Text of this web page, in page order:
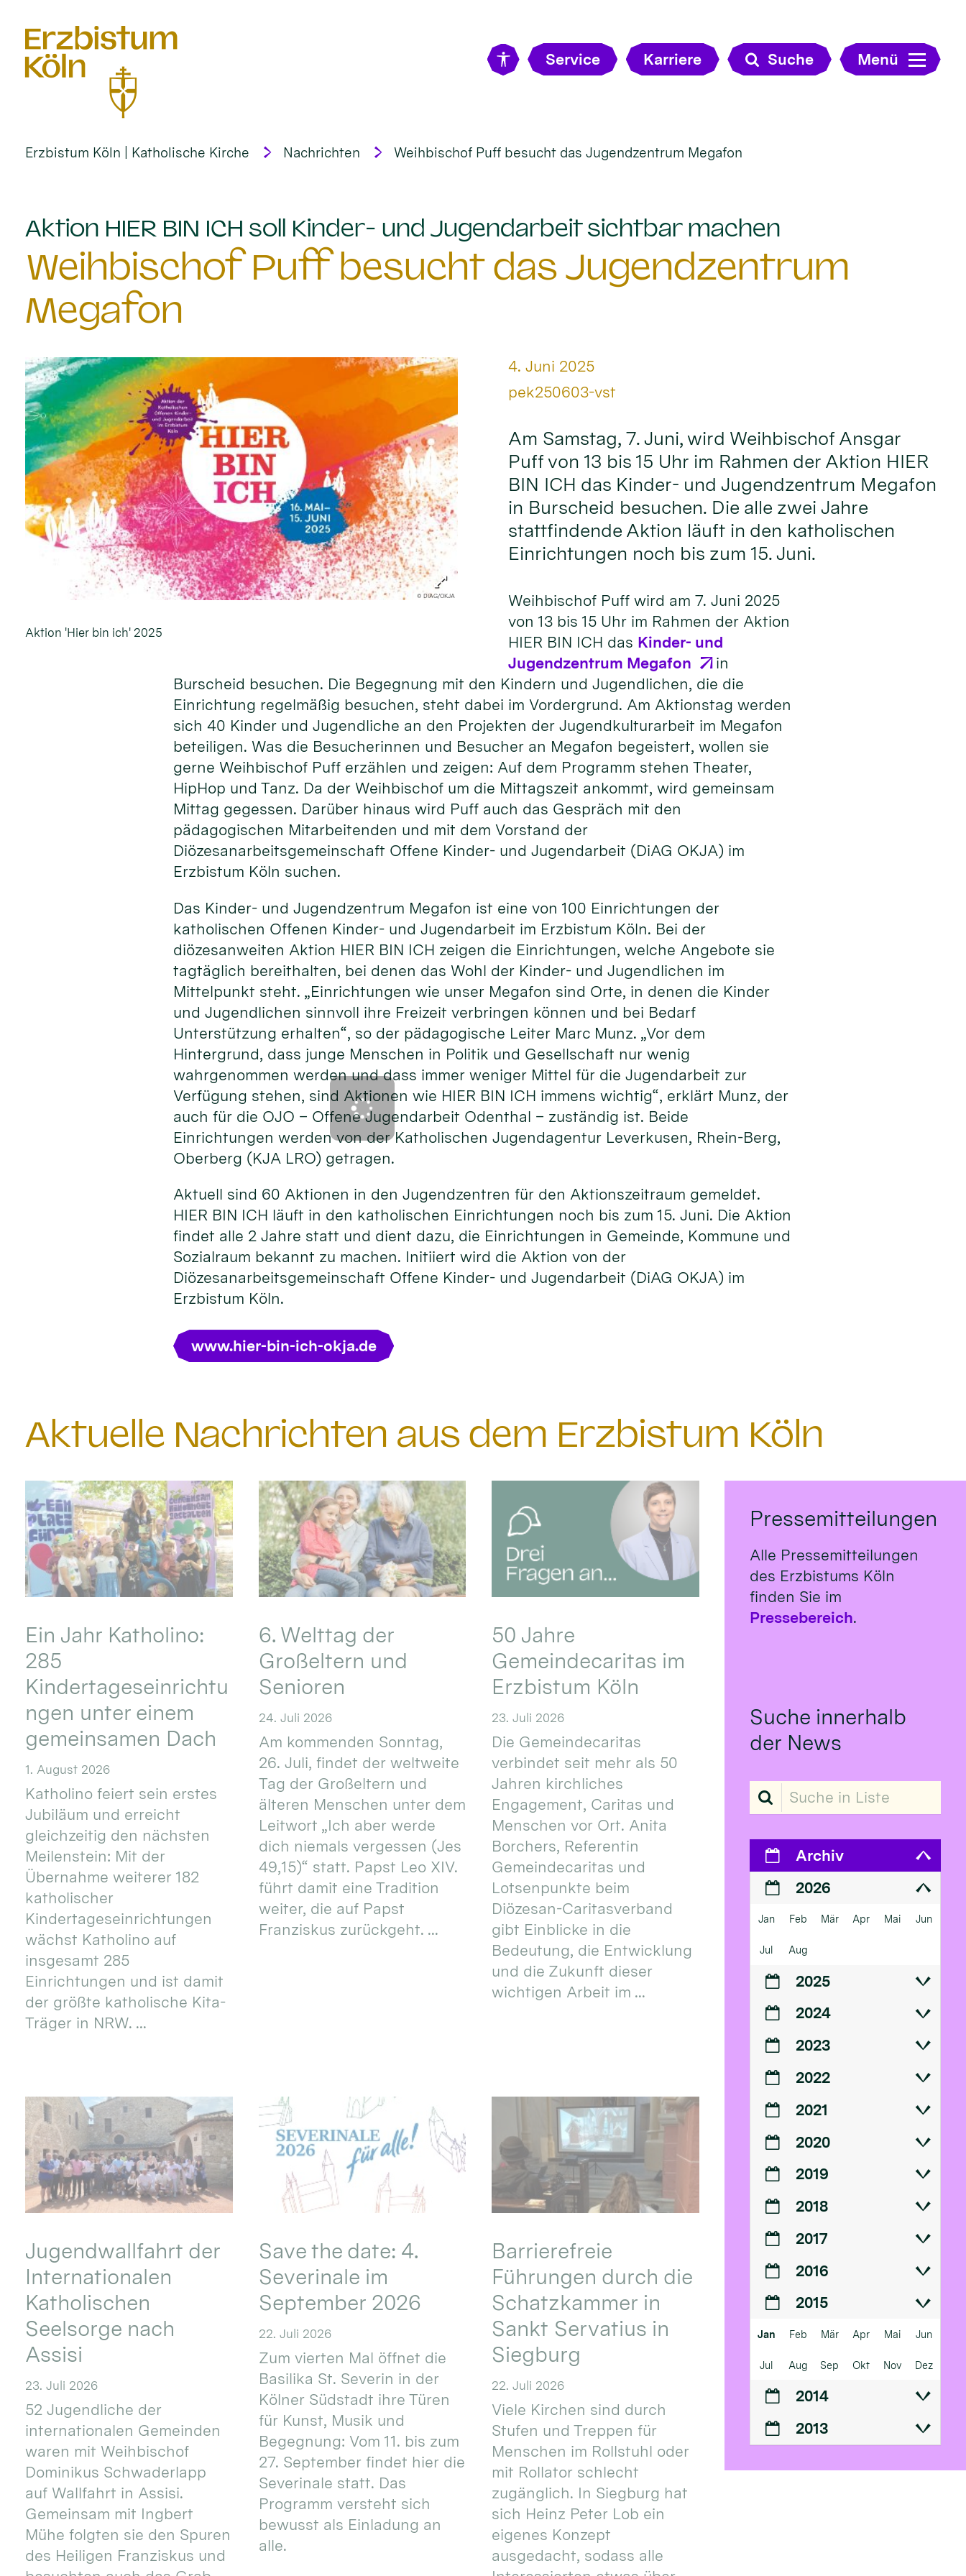
Service Karriere Suche Menü
Erzbistum Köln | Katholische Kirche Nachrichten Weihbischof Puff besucht das Jugendzentrum Megafon
Aktion HIER BIN ICH soll Kinder- und Jugendarbeit sichtbar machen
Weihbischof Puff besucht das Jugendzentrum
Megafon
© DIAG/OKJA
Aktion 'Hier bin ich' 2025
Datum:
4. Juni 2025
Von:
pek250603-vst
Am Samstag, 7. Juni, wird Weihbischof Ansgar
Puff von 13 bis 15 Uhr im Rahmen der Aktion HIER
BIN ICH das Kinder- und Jugendzentrum Megafon
in Burscheid besuchen. Die alle zwei Jahre
stattfindende Aktion läuft in den katholischen
Einrichtungen noch bis zum 15. Juni.
Weihbischof Puff wird am 7. Juni 2025
von 13 bis 15 Uhr im Rahmen der Aktion
HIER BIN ICH das Kinder- und
Jugendzentrum Megafon
in
Burscheid besuchen. Die Begegnung mit den Kindern und Jugendlichen, die die
Einrichtung regelmäßig besuchen, steht dabei im Vordergrund. Am Aktionstag werden
sich 40 Kinder und Jugendliche an den Projekten der Jugendkulturarbeit im Megafon
beteiligen. Was die Besucherinnen und Besucher an Megafon begeistert, wollen sie
gerne Weihbischof Puff erzählen und zeigen: Auf dem Programm stehen Theater,
HipHop und Tanz. Da der Weihbischof um die Mittagszeit ankommt, wird gemeinsam
Mittag gegessen. Darüber hinaus wird Puff auch das Gespräch mit den
pädagogischen Mitarbeitenden und mit dem Vorstand der
Diözesanarbeitsgemeinschaft Offene Kinder- und Jugendarbeit (DiAG OKJA) im
Erzbistum Köln suchen.
Das Kinder- und Jugendzentrum Megafon ist eine von 100 Einrichtungen der
katholischen Offenen Kinder- und Jugendarbeit im Erzbistum Köln. Bei der
diözesanweiten Aktion HIER BIN ICH zeigen die Einrichtungen, welche Angebote sie
tagtäglich bereithalten, bei denen das Wohl der Kinder- und Jugendlichen im
Mittelpunkt steht. „Einrichtungen wie unser Megafon sind Orte, in denen die Kinder
und Jugendlichen sinnvoll ihre Freizeit verbringen können und bei Bedarf
Unterstützung erhalten“, so der pädagogische Leiter Marc Munz. „Vor dem
Hintergrund, dass junge Menschen in Politik und Gesellschaft nur wenig
wahrgenommen werden und dass immer weniger Mittel für die Jugendarbeit zur
Verfügung stehen, sind Aktionen wie HIER BIN ICH immens wichtig“, erklärt Munz, der
auch für die OJO – Offene Jugendarbeit Odenthal – zuständig ist. Beide
Einrichtungen werden von der Katholischen Jugendagentur Leverkusen, Rhein-Berg,
Oberberg (KJA LRO) getragen.
Aktuell sind 60 Aktionen in den Jugendzentren für den Aktionszeitraum gemeldet.
HIER BIN ICH läuft in den katholischen Einrichtungen noch bis zum 15. Juni. Die Aktion
findet alle 2 Jahre statt und dient dazu, die Einrichtungen in Gemeinde, Kommune und
Sozialraum bekannt zu machen. Initiiert wird die Aktion von der
Diözesanarbeitsgemeinschaft Offene Kinder- und Jugendarbeit (DiAG OKJA) im
Erzbistum Köln.
www.hier-bin-ich-okja.de
Aktuelle Nachrichten aus dem Erzbistum Köln
Ein Jahr Katholino:
285
Kindertageseinrichtu
ngen unter einem
gemeinsamen Dach
1. August 2026
Katholino feiert sein erstes
Jubiläum und erreicht
gleichzeitig den nächsten
Meilenstein: Mit der
Übernahme weiterer 182
katholischer
Kindertageseinrichtungen
wächst Katholino auf
insgesamt 285
Einrichtungen und ist damit
der größte katholische Kita-
Träger in NRW. ...
6. Welttag der
Großeltern und
Senioren
24. Juli 2026
Am kommenden Sonntag,
26. Juli, findet der weltweite
Tag der Großeltern und
älteren Menschen unter dem
Leitwort „Ich aber werde
dich niemals vergessen (Jes
49,15)“ statt. Papst Leo XIV.
führt damit eine Tradition
weiter, die auf Papst
Franziskus zurückgeht. ...
50 Jahre
Gemeindecaritas im
Erzbistum Köln
23. Juli 2026
Die Gemeindecaritas
verbindet seit mehr als 50
Jahren kirchliches
Engagement, Caritas und
Menschen vor Ort. Anita
Borchers, Referentin
Gemeindecaritas und
Lotsenpunkte beim
Diözesan-Caritasverband
gibt Einblicke in die
Bedeutung, die Entwicklung
und die Zukunft dieser
wichtigen Arbeit im ...
Jugendwallfahrt der
Internationalen
Katholischen
Seelsorge nach
Assisi
23. Juli 2026
52 Jugendliche der
internationalen Gemeinden
waren mit Weihbischof
Dominikus Schwaderlapp
auf Wallfahrt in Assisi.
Gemeinsam mit Ingbert
Mühe folgten sie den Spuren
des Heiligen Franziskus und
Save the date: 4.
Severinale im
September 2026
22. Juli 2026
Zum vierten Mal öffnet die
Basilika St. Severin in der
Kölner Südstadt ihre Türen
für Kunst, Musik und
Begegnung: Vom 11. bis zum
27. September findet hier die
Severinale statt. Das
Programm versteht sich
bewusst als Einladung an
alle.
Barrierefreie
Führungen durch die
Schatzkammer in
Sankt Servatius in
Siegburg
22. Juli 2026
Viele Kirchen sind durch
Stufen und Treppen für
Menschen im Rollstuhl oder
mit Rollator schlecht
zugänglich. In Siegburg hat
sich Heinz Peter Lob ein
eigenes Konzept
ausgedacht, sodass alle
Pressemitteilungen
Alle Pressemitteilungen
des Erzbistums Köln
finden Sie im
Pressebereich.
Suche innerhalb
der News
Suche in Liste
Archiv
2026
Jan Feb Mär Apr Mai Jun
Jul Aug
2025
2024
2023
2022
2021
2020
2019
2018
2017
2016
2015
Jan Feb Mär Apr Mai Jun
Jul Aug Sep Okt Nov Dez
2014
2013